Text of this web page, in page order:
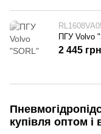
ПГУ Volvo
2 445 грн
купівля оптом і